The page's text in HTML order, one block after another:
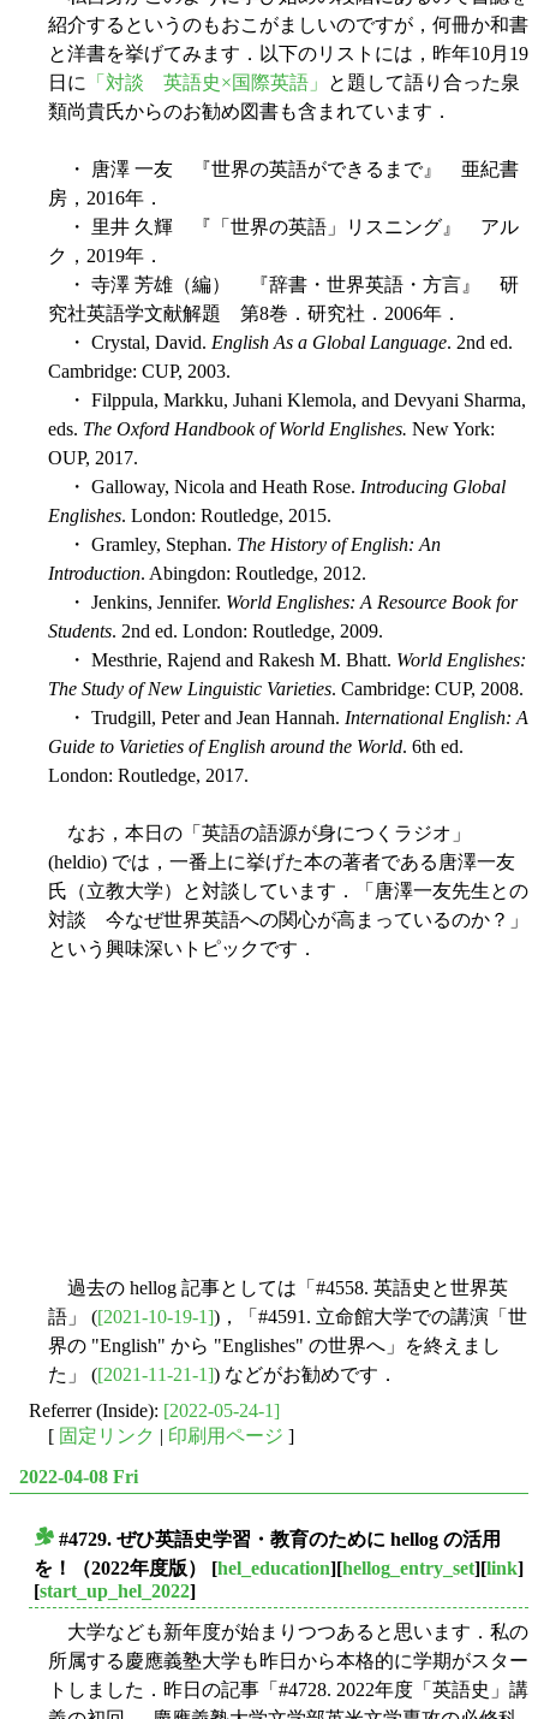
紹介するというのもおこがましいのですが，何冊か和書
と洋書を挙げてみます．以下のリストには，昨年10月19
日に
「対談 英語史×国際英語」
と題して語り合った泉
類尚貴氏からのお勧め図書も含まれています．
・ 唐澤 一友 『世界の英語ができるまで』 亜紀書
房，2016年．
・ 里井 久輝 『「世界の英語」リスニング』 アル
ク，2019年．
・ 寺澤 芳雄（編） 『辞書・世界英語・方言』 研
究社英語学文献解題 第8巻．研究社．2006年．
・ Crystal, David. English As a Global Language. 2nd ed.
Cambridge: CUP, 2003.
・ Filppula, Markku, Juhani Klemola, and Devyani Sharma,
eds. The Oxford Handbook of World Englishes. New York:
OUP, 2017.
・ Galloway, Nicola and Heath Rose. Introducing Global
Englishes. London: Routledge, 2015.
・ Gramley, Stephan. The History of English: An
Introduction. Abingdon: Routledge, 2012.
・ Jenkins, Jennifer. World Englishes: A Resource Book for
Students. 2nd ed. London: Routledge, 2009.
・ Mesthrie, Rajend and Rakesh M. Bhatt. World Englishes:
The Study of New Linguistic Varieties. Cambridge: CUP, 2008.
・ Trudgill, Peter and Jean Hannah. International English: A
Guide to Varieties of English around the World. 6th ed.
London: Routledge, 2017.
なお，本日の「英語の語源が身につくラジオ」
(heldio) では，一番上に挙げた本の著者である唐澤一友
氏（立教大学）と対談しています．「唐澤一友先生との
対談 今なぜ世界英語への関心が高まっているのか？」
という興味深いトピックです．
過去の hellog 記事としては「#4558. 英語史と世界英
語」 ([2021-10-19-1])，「#4591. 立命館大学での講演「世
界の "English" から "Englishes" の世界へ」を終えまし
た」 ([2021-11-21-1]) などがお勧めです．
Referrer (Inside): [2022-05-24-1]
[ 固定リンク | 印刷用ページ ]
2022-04-08 Fri
#4729. ぜひ英語史学習・教育のために hellog の活用
を！（2022年度版）
[hel_education][hellog_entry_set][link]
[start_up_hel_2022]
大学なども新年度が始まりつつあると思います．私の
所属する慶應義塾大学も昨日から本格的に学期がスター
トしました．昨日の記事「#4728. 2022年度「英語史」講